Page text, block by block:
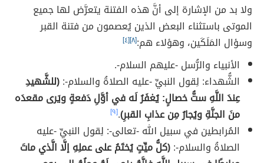
ولا بد من الإشارة إلى أنَّ هذه الفتنة يتعرَّض لها جميع
الموتى باستثناء البعض الذين يُعصمون من فتنة القبر
وسؤال المَلَكَين، وهؤلاء هم:[٨] [٤]
الأنبياء والرُّسل -عليهم السلام-.
الشُّهداء: لِقول النبيِّ -عليه الصلاةُ والسلام-:(للشَّهيدِ
عِندَ اللَّهِ ستُّ خصالٍ: يُغفَرُ لَه في أوَّلِ دَفعةٍ ويَرى مقعدَه
منَ الجنَّةِ ويُجارُ مِن عذابِ القبرِ).[٩]
المُرابطين في سبيل الله -تعالى-: لِقول النبيِّ -عليه
الصلاةُ والسلام-:(كلُّ ميِّتٍ يُختَمُ على عملِهِ إلَّا الَّذي ماتَ